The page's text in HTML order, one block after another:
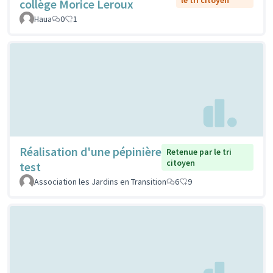
collège Morice Leroux
Haua
0 1
Réalisation d'une pépinière
test
Retenue par le tri
citoyen
Association les Jardins en Transition
6 9